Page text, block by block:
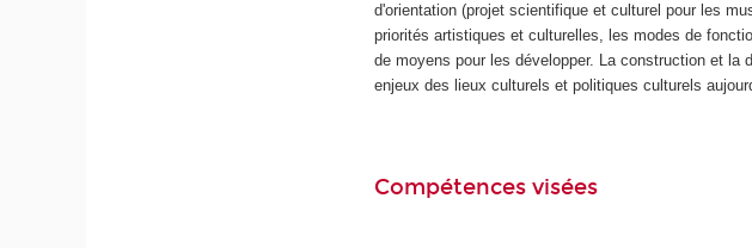
d'orientation (projet scientifique et culturel pour les
priorités artistiques et culturelles, les modes de
de moyens pour les développer. La construction et
enjeux des lieux culturels et politiques culturels
Compétences visées